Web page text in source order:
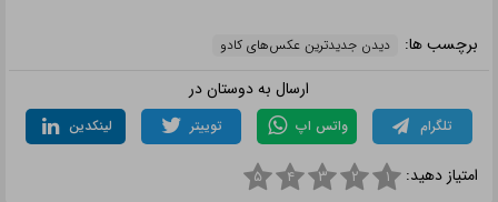
برچسب ها: دیدن جدیدترین عکس‌های کادو
ارسال به دوستان در
تلگرام واتس اپ توییتر لینکدین
امتیاز دهید: ۱ ۲ ۳ ۴ ۵